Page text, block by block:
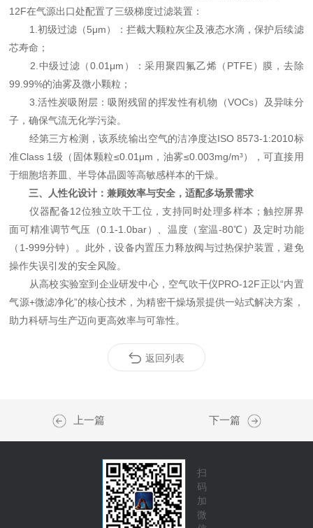
12F在气源出口处配置了三级梯度过滤装置：
1.初级过滤（5μm）：拦截大颗粒灰尘及液态水滴，保护后续滤
芯寿命；
2.中级过滤（0.01μm）：采用聚四氟乙烯（PTFE）膜，去除
99.99%的油雾及微小颗粒；
3.活性炭吸附层：吸附残留的挥发性有机物（VOCs）及异味分
子，确保气流无化学污染。
经第三方检测，该系统输出空气的洁净度达ISO 8573-1:2010标
准Class 1级（固体颗粒≤0.01μm，油雾≤0.003mg/m³），可直接用
于细胞培养皿、半导体晶圆等高敏感样本的干燥。
三、人性化设计：兼顾效率与安全，适配多场景需求
仪器配备12位独立吹干工位，支持同时处理多样本；触控屏界
面可精准调节气压（0.1-1.0bar）、温度（室温-80℃）及定时功能
（1-999分钟）。此外，设备内置压力释放阀与过热保护装置，避免
操作失误引发的安全风险。
从高校实验室到企业研发中心，空气吹干仪PRO-12F正以“内置
气源+微滤净化”的核心技术，为精密干燥场景提供一站式解决方案，
助力科研与生产迈向更高效率与可靠性。
返回列表
上一篇 下一篇
扫
码
加
微